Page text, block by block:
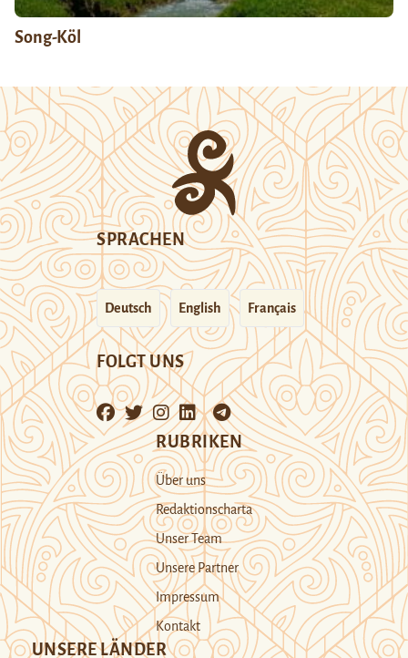
Song-Köl
SPRACHEN
Deutsch English Français
FOLGT UNS
RUBRIKEN
Über uns
Redaktionscharta
Unser Team
Unsere Partner
Impressum
Kontakt
UNSERE LÄNDER